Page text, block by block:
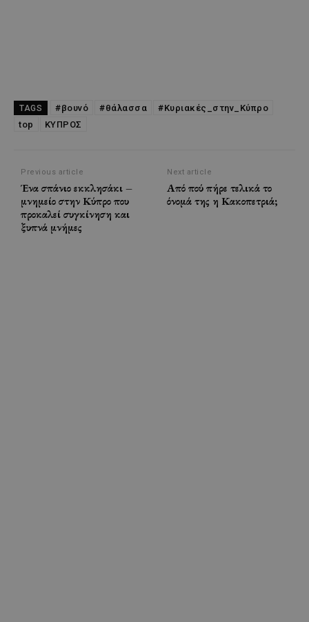
TAGS #βουνό #θάλασσα
#Κυριακές_στην_Κύπρο
top
ΚΥΠΡΟΣ
Previous article
Ένα σπάνιο εκκλησάκι –
μνημείο στην Κύπρο που
προκαλεί συγκίνηση και
ξυπνά μνήμες
Next article
Από πού πήρε τελικά το
όνομά της η Κακοπετριά;